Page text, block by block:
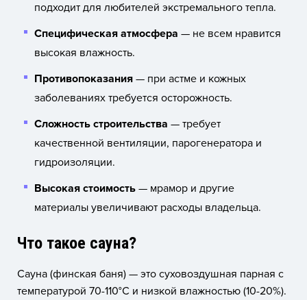
подходит для любителей экстремального тепла.
Специфическая атмосфера — не всем нравится
высокая влажность.
Противопоказания — при астме и кожных
заболеваниях требуется осторожность.
Сложность строительства — требует
качественной вентиляции, парогенератора и
гидроизоляции.
Высокая стоимость — мрамор и другие
материалы увеличивают расходы владельца.
Что такое сауна?
Сауна (финская баня) — это суховоздушная парная с
температурой 70-110°C и низкой влажностью (10-20%).